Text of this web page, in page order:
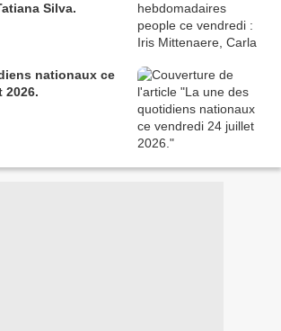
Silva.
nationaux ce
2026.